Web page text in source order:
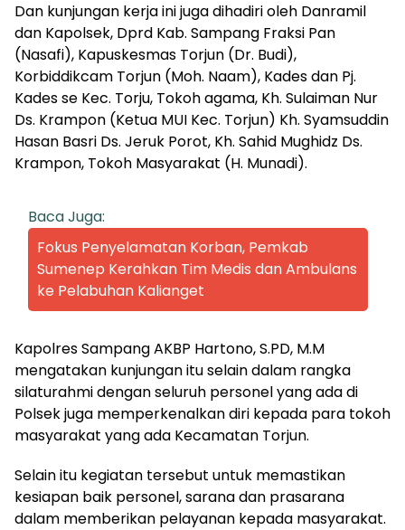
Dan kunjungan kerja ini juga dihadiri oleh Danramil
dan Kapolsek, Dprd Kab. Sampang Fraksi Pan
(Nasafi), Kapuskesmas Torjun (Dr. Budi),
Korbiddikcam Torjun (Moh. Naam), Kades dan Pj.
Kades se Kec. Torju, Tokoh agama, Kh. Sulaiman Nur
Ds. Krampon (Ketua MUI Kec. Torjun) Kh. Syamsuddin
Hasan Basri Ds. Jeruk Porot, Kh. Sahid Mughidz Ds.
Krampon, Tokoh Masyarakat (H. Munadi).
Baca Juga:
Fokus Penyelamatan Korban, Pemkab
Sumenep Kerahkan Tim Medis dan Ambulans
ke Pelabuhan Kalianget
Kapolres Sampang AKBP Hartono, S.PD, M.M
mengatakan kunjungan itu selain dalam rangka
silaturahmi dengan seluruh personel yang ada di
Polsek juga memperkenalkan diri kepada para tokoh
masyarakat yang ada Kecamatan Torjun.
Selain itu kegiatan tersebut untuk memastikan
kesiapan baik personel, sarana dan prasarana
dalam memberikan pelayanan kepada masyarakat.